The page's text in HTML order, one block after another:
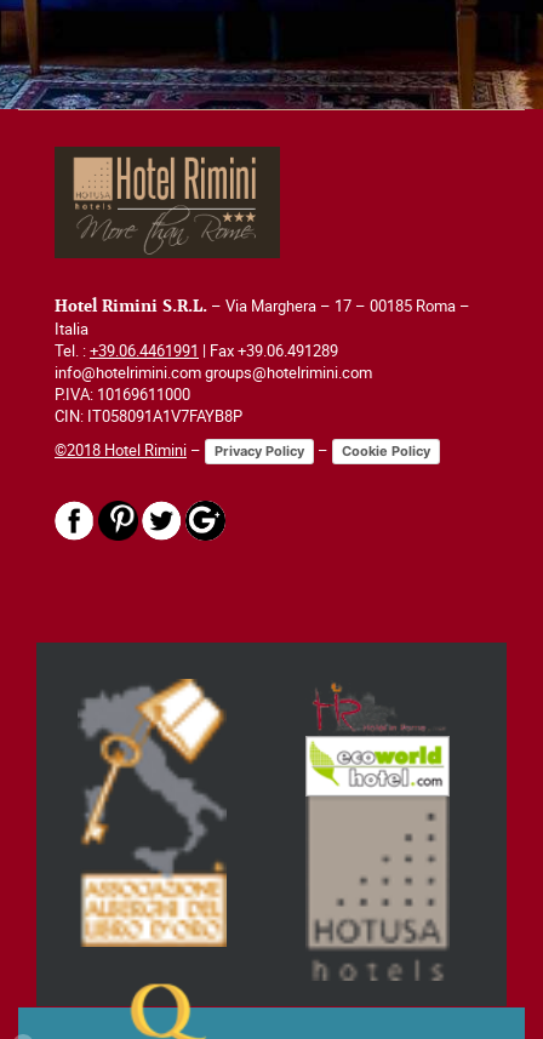
Hotel Rimini S.R.L. – Via Marghera – 17 – 00185 Roma –
Italia
Tel. :+39.06.4461991 | Fax +39.06.491289
info@hotelrimini.com groups@hotelrimini.com
P.IVA: 10169611000
CIN: IT058091A1V7FAYB8P
©2018 Hotel Rimini – Privacy Policy – Cookie Policy